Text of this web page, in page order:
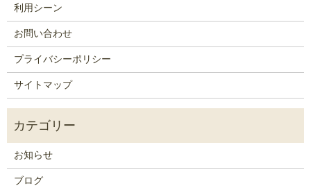
利用シーン
お問い合わせ
プライバシーポリシー
サイトマップ
お知らせ
ブログ